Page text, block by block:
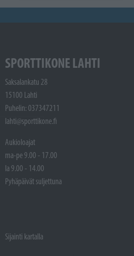
SPORTTIKONE LAHTI
Saksalankatu 28
15100 Lahti
Puhelin: 037347211
lahti@sporttikone.fi
Aukioloajat
ma-pe 9.00 - 17.00
la 9.00 - 14.00
Pyhäpäivät suljettuna
Sijainti kartalla